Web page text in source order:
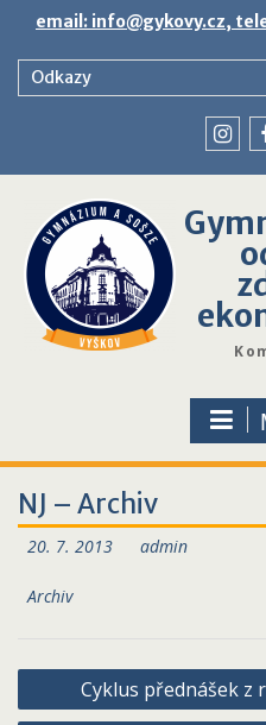
content
email: info@gykovy.cz,
Odkazy
NJ – Archiv
20. 7. 2013 admin
Archiv
Navigace
pro
Cyklus přednášek z